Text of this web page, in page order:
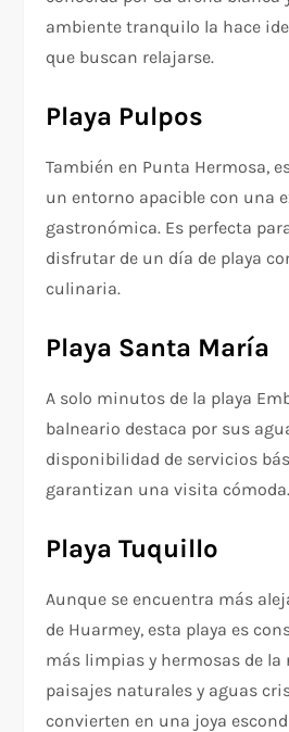
ambiente tranquilo la hace
que buscan relajarse.
Playa Pulpos
También en Punta Hermosa,
un entorno apacible con una
gastronómica. Es perfecta
disfrutar de un día de playa
culinaria.
Playa Santa María
A solo minutos de la playa
balneario destaca por sus
disponibilidad de servicios
garantizan una visita cómoda.
Playa Tuquillo
Aunque se encuentra más
de Huarmey, esta playa es
más limpias y hermosas de la
paisajes naturales y aguas
convierten en una joya